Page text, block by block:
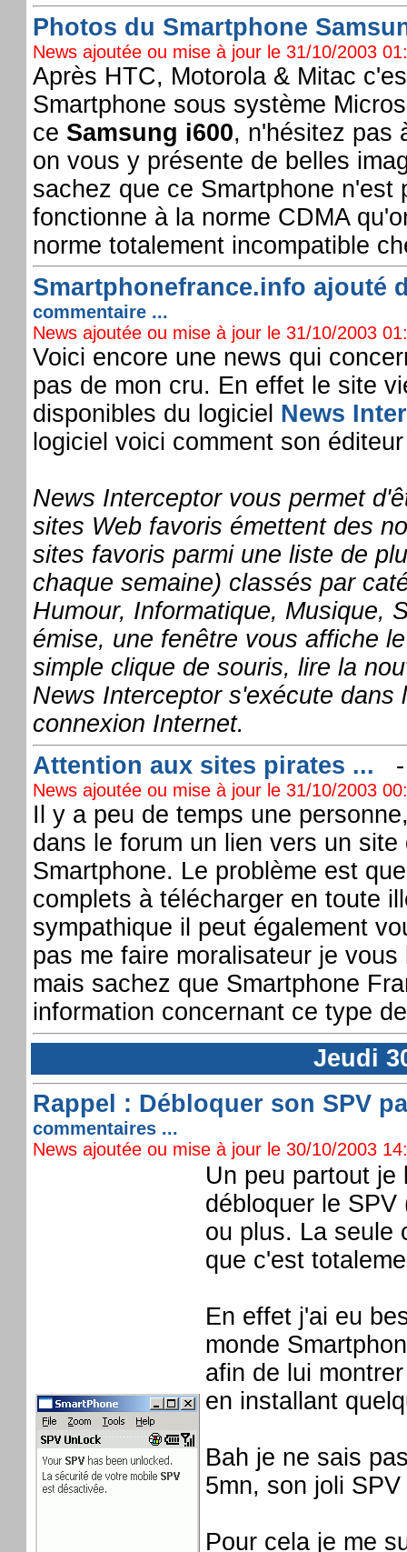
Photos du Smartphone
News ajoutée ou mise à jour le 31/10/2003
Après HTC, Motorola & Mitac
Smartphone sous système
ce Samsung i600, n'hésitez pas
on vous y présente de belles
sachez que ce Smartphone
fonctionne à la norme CDMA
norme totalement incompatible
Smartphonefrance.info ajouté
commentaire ...
News ajoutée ou mise à jour le 31/10/2003
Voici encore une news qui
pas de mon cru. En effet le site
disponibles du logiciel News
logiciel voici comment son
News Interceptor vous permet
sites Web favoris émettent des
sites favoris parmi une liste de
chaque semaine) classés par
Humour, Informatique, Musique,
émise, une fenêtre vous affiche
simple clique de souris, lire la
News Interceptor s'exécute
connexion Internet.
Attention aux sites pirates ...
News ajoutée ou mise à jour le 31/10/2003
Il y a peu de temps une
dans le forum un lien vers un
Smartphone. Le problème est
complets à télécharger en toute
sympathique il peut également
pas me faire moralisateur je
mais sachez que Smartphone
information concernant ce type
Jeudi
Rappel : Débloquer son SPV
commentaires ...
News ajoutée ou mise à jour le 30/10/2003
Un peu partout je
débloquer le
ou plus. La seule
que c'est
En effet j'ai eu
monde
afin de lui
en installant
Bah je ne sais
5mn, son joli
Pour cela je me